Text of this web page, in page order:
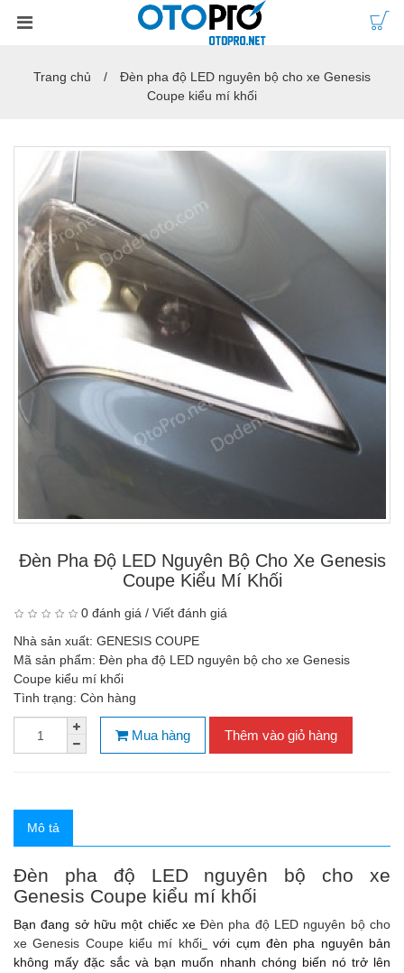
Trang chủ
Đèn pha độ LED nguyên bộ cho xe Genesis
Coupe kiểu mí khối
Đèn Pha Độ LED Nguyên Bộ Cho Xe Genesis
Coupe Kiểu Mí Khối
0 đánh giá / Viết đánh giá
Nhà sản xuất: GENESIS COUPE
Mã sản phẩm: Đèn pha độ LED nguyên bộ cho xe Genesis
Coupe kiểu mí khối
Tình trạng: Còn hàng
Mua hàng Thêm vào giỏ hàng
Mô tả
Đèn pha độ LED nguyên bộ cho xe
Genesis Coupe kiểu mí khối
Bạn đang sở hữu một chiếc xeĐèn pha độ LED nguyên bộ cho
xe Genesis Coupe kiểu mí khối
với cụm đèn pha nguyên bản
không mấy đặc sắc và bạn muốn nhanh chóng biến nó trở lên